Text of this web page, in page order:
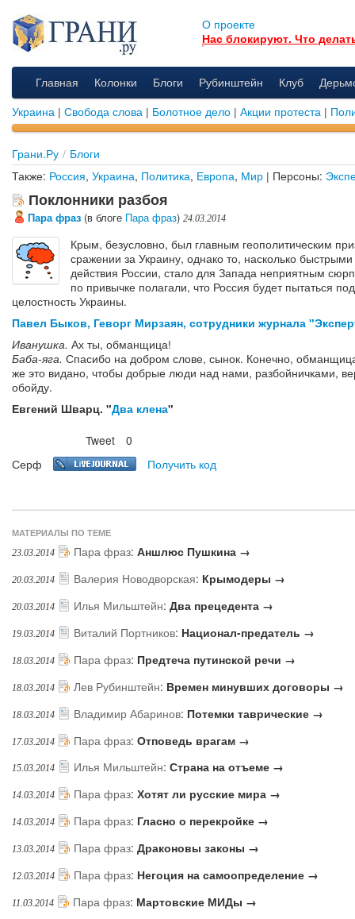
О проекте
Нас блокируют. Что
Главная Колонки Блоги Рубинштейн Клуб
Украина | Свобода слова | Болотное дело | Акции протеста |
Грани.Ру / Блоги
Также: Россия, Украина, Политика, Европа, Мир | Персоны:
Поклонники разбоя
Пара фраз (в блоге Пара фраз) 24.03.2014
Крым, безусловно, был главным геополитическим
сражении за Украину, однако то, насколько быстрыми
действия России, стало для Запада неприятным
по привычке полагали, что Россия будет пытаться
целостность Украины.
Павел Быков, Геворг Мирзаян, сотрудники журнала
Иванушка. Ах ты, обманщица!
Баба-яга. Спасибо на добром слове, сынок. Конечно,
же это видано, чтобы добрые люди над нами, разбойничками,
обойду.
Евгений Шварц. "Два клена"
Tweet
0
Серф
Получить код
МАТЕРИАЛЫ ПО ТЕМЕ
23.03.2014 Пара фраз: Аншлюс Пушкина →
20.03.2014 Валерия Новодворская: Крымодеры →
20.03.2014 Илья Мильштейн: Два прецедента →
19.03.2014 Виталий Портников: Национал-предатель →
18.03.2014 Пара фраз: Предтеча путинской речи →
18.03.2014 Лев Рубинштейн: Времен минувших договоры →
18.03.2014 Владимир Абаринов: Потемки таврические →
17.03.2014 Пара фраз: Отповедь врагам →
15.03.2014 Илья Мильштейн: Страна на отъеме →
14.03.2014 Пара фраз: Хотят ли русские мира →
14.03.2014 Пара фраз: Гласно о перекройке →
13.03.2014 Пара фраз: Драконовы законы →
12.03.2014 Пара фраз: Негоция на самоопределение →
11.03.2014 Пара фраз: Мартовские МИДы →